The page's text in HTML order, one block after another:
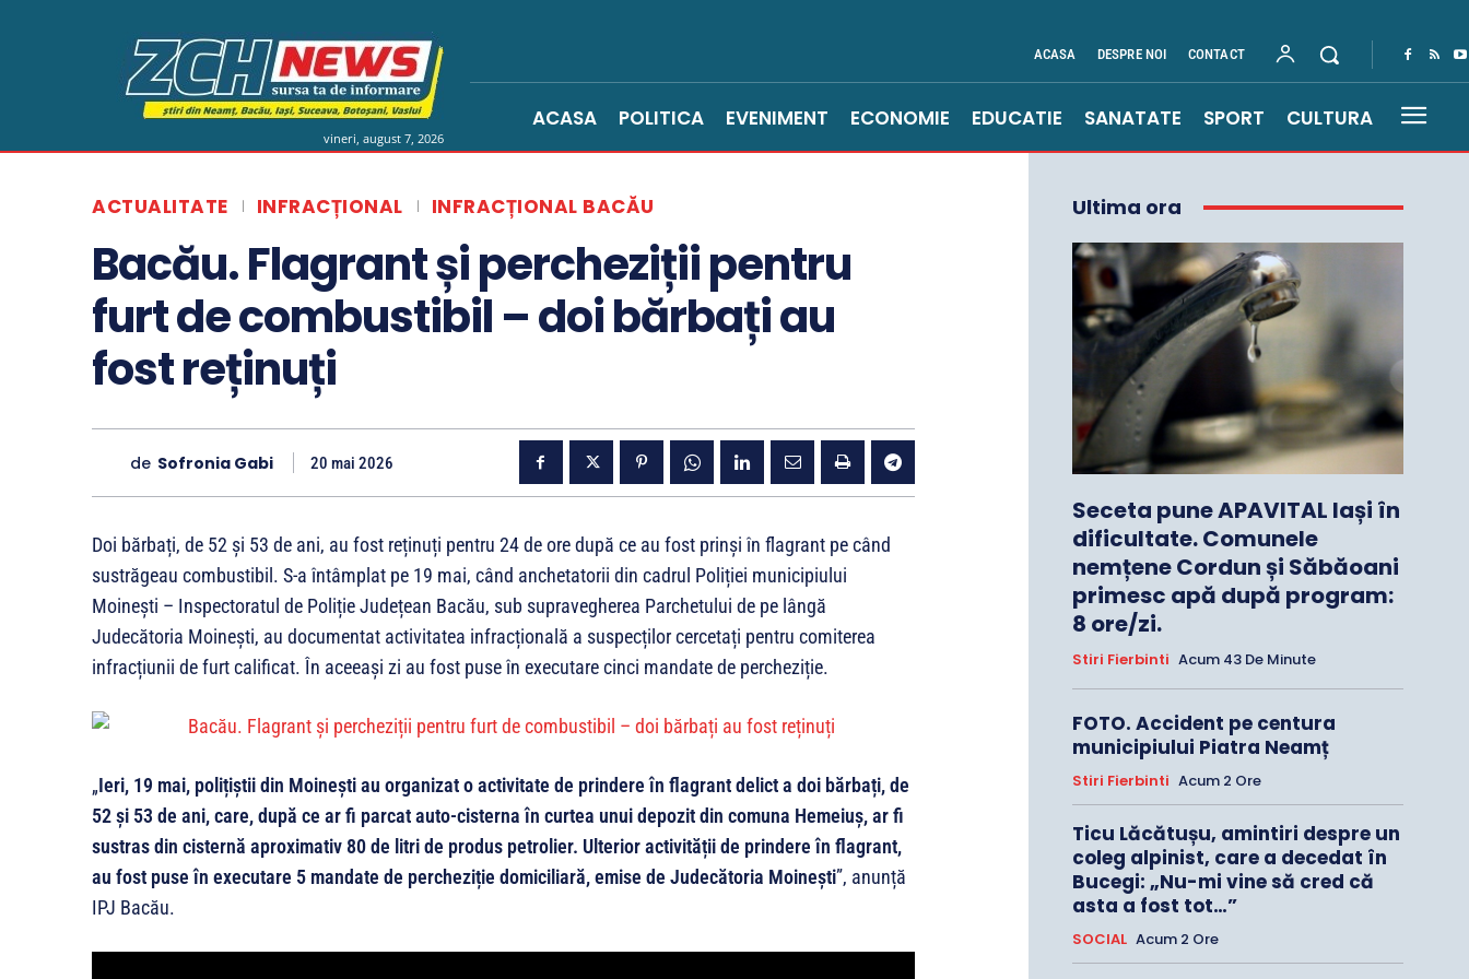
vineri, august 7, 2026
ACASA DESPRE NOI CONTACT
ACASA POLITICA EVENIMENT ECONOMIE EDUCATIE SANATATE SPORT CULTURA
ACTUALITATE INFRACȚIONAL INFRACȚIONAL BACĂU
Bacău. Flagrant și percheziții pentru
furt de combustibil – doi bărbați au
fost reținuți
de Sofronia Gabi 20 mai 2026
Doi bărbați, de 52 și 53 de ani, au fost reținuți pentru 24 de ore după ce au fost prinși în flagrant pe când
sustrăgeau combustibil. S-a întâmplat pe 19 mai, când anchetatorii din cadrul Poliției municipiului
Moinești – Inspectoratul de Poliție Județean Bacău, sub supravegherea Parchetului de pe lângă
Judecătoria Moinești, au documentat activitatea infracțională a suspecților cercetați pentru comiterea
infracțiunii de furt calificat. În aceeași zi au fost puse în executare cinci mandate de percheziție.
„Ieri, 19 mai, polițiștii din Moinești au organizat o activitate de prindere în flagrant delict a doi bărbați, de
52 și 53 de ani, care, după ce ar fi parcat auto-cisterna în curtea unui depozit din comuna Hemeiuș, ar fi
sustras din cisternă aproximativ 80 de litri de produs petrolier. Ulterior activității de prindere în flagrant,
au fost puse în executare 5 mandate de percheziție domiciliară, emise de Judecătoria Moinești”, anunță
IPJ Bacău.
Ultima ora
Seceta pune APAVITAL Iași în
dificultate. Comunele
nemțene Cordun și Săbăoani
primesc apă după program:
8 ore/zi.
Stiri Fierbinti Acum 43 De Minute
FOTO. Accident pe centura
municipiului Piatra Neamț
Stiri Fierbinti Acum 2 Ore
Ticu Lăcătușu, amintiri despre un
coleg alpinist, care a decedat în
Bucegi: „Nu-mi vine să cred că
asta a fost tot…”
SOCIAL Acum 2 Ore